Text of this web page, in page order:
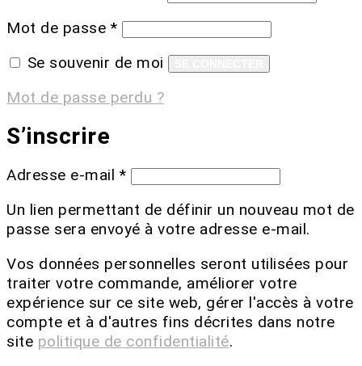
Mot de passe *
Se souvenir de moi
Mot de passe perdu ?
S’inscrire
Adresse e-mail *
Un lien permettant de définir un nouveau mot de
passe sera envoyé à votre adresse e-mail.
Vos données personnelles seront utilisées pour
traiter votre commande, améliorer votre
expérience sur ce site web, gérer l'accès à votre
compte et à d'autres fins décrites dans notre
site politique de confidentialité.